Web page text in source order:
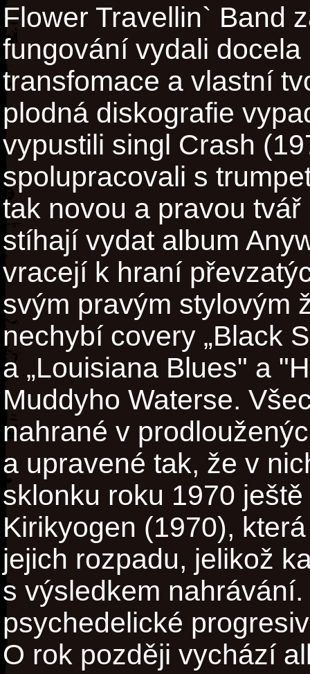
Flower Travellin` Band
fungování vydali
transfomace a vlastní
plodná diskografie
vypustili singl Crash
spolupracovali s
tak novou a pravou
stíhají vydat album
vracejí k hraní
svým pravým stylovým
nechybí covery „Black
a „Louisiana Blues" a
Muddyho Waterse.
nahrané v
a upravené tak, že v
sklonku roku 1970
Kirikyogen (1970),
jejich rozpadu, jelikož
s výsledkem
psychedelické
O rok později vychází